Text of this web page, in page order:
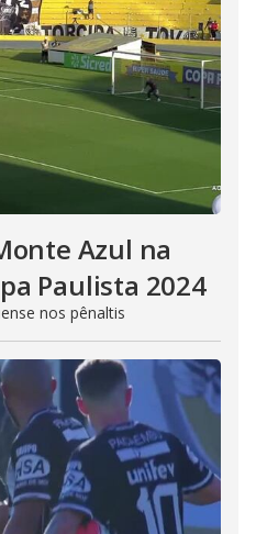
Azul na
Paulista 2024
nos pênaltis